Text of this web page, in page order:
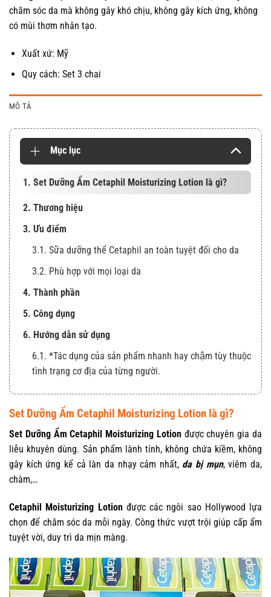
chăm sóc da mà không gây khó chịu, không gây kích ứng, không
có mùi thơm nhân tạo.
Xuất xứ: Mỹ
Quy cách: Set 3 chai
MÔ TẢ
Mục lục
1. Set Dưỡng Ẩm Cetaphil Moisturizing Lotion là gì?
2. Thương hiệu
3. Ưu điểm
3.1. Sữa dưỡng thể Cetaphil an toàn tuyệt đối cho da
3.2. Phù hợp với mọi loại da
4. Thành phần
5. Công dụng
6. Hướng dẫn sử dụng
6.1. *Tác dụng của sản phẩm nhanh hay chậm tùy thuộc
tình trạng cơ địa của từng người.
Set Dưỡng Ẩm Cetaphil Moisturizing Lotion là gì?
Set Dưỡng Ẩm Cetaphil Moisturizing Lotion được chuyên gia da
liễu khuyên dùng. Sản phẩm lành tính, không chứa kiềm, không
gây kích ứng kể cả làn da nhạy cảm nhất, da bị mụn, viêm da,
chàm,…
Cetaphil Moisturizing Lotion được các ngôi sao Hollywood lựa
chọn để chăm sóc da mỗi ngày. Công thức vượt trội giúp cấp ẩm
tuyệt vời, duy trì da mịn màng.